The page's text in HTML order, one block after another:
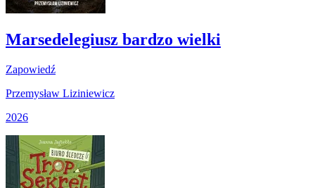
Marsedelegiusz bardzo wielki
Zapowiedź
Przemysław Liziniewicz
2026